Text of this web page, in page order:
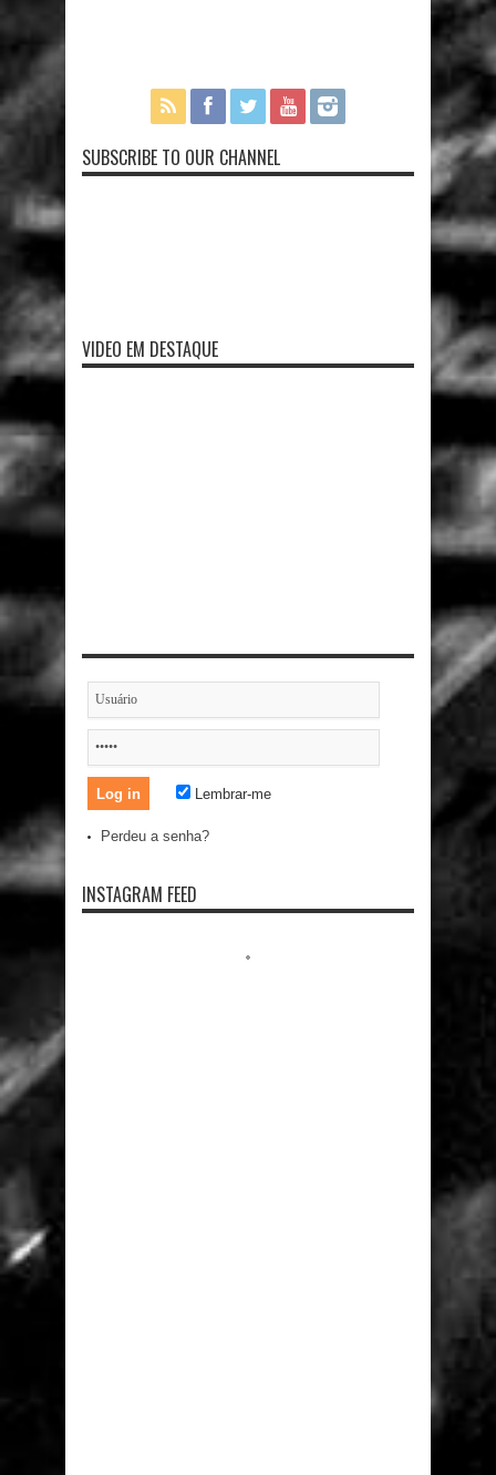
SUBSCRIBE TO OUR CHANNEL
VIDEO EM DESTAQUE
Lembrar-me
Perdeu a senha?
INSTAGRAM FEED